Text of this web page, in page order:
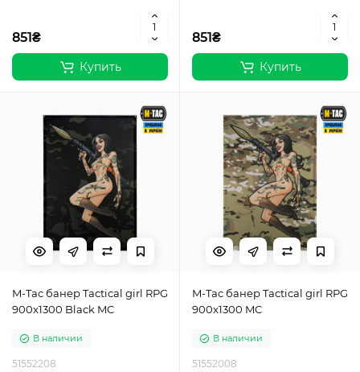
851₴
Купить
851₴
Купить
M-Tac банер Tactical girl RPG
900x1300 Black MC
В наличии
51552208
M-Tac банер Tactical girl RPG
900x1300 MC
В наличии
51552008